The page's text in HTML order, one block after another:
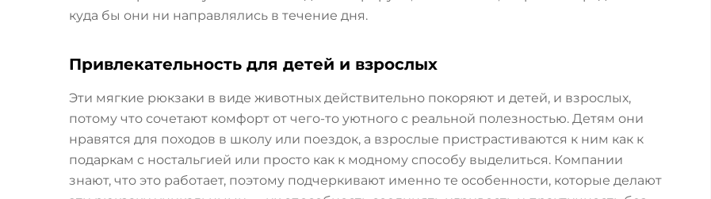
куда бы они ни направлялись в течение дня.
Привлекательность для детей и взрослых
Эти мягкие рюкзаки в виде животных действительно покоряют и детей, и взрослых,
потому что сочетают комфорт от чего-то уютного с реальной полезностью. Детям они
нравятся для походов в школу или поездок, а взрослые пристрастиваются к ним как к
подаркам с ностальгией или просто как к модному способу выделиться. Компании
знают, что это работает, поэтому подчеркивают именно те особенности, которые делают